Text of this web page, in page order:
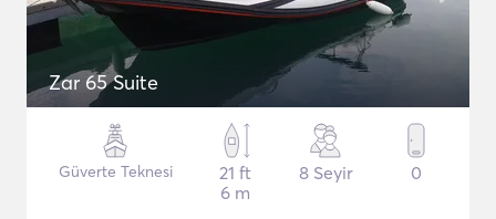
Zar 65 Suite
Güverte Teknesi
21 ft
6 m
8 Seyir 0